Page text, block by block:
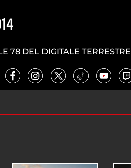
78 DEL DIGITALE TERRESTRE